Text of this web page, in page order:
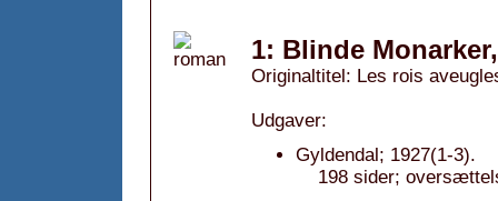
1: Blinde
Originaltitel: Les rois
Udgaver:
Gyldendal; 1927(1-3).
198 sider;